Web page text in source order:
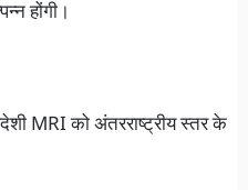
होंगी।
MRI को अंतरराष्ट्रीय स्तर के